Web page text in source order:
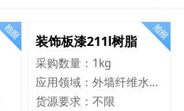
装饰板漆211l树脂
采购数量： 1kg
应用领域：
外墙纤维水泥板
货源要求：不限